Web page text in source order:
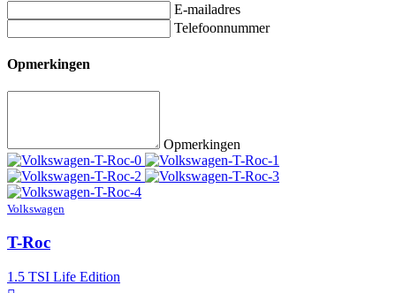
E-mailadres
Telefoonnummer
Opmerkingen
Opmerkingen
Volkswagen
T-Roc
1.5 TSI Life Edition